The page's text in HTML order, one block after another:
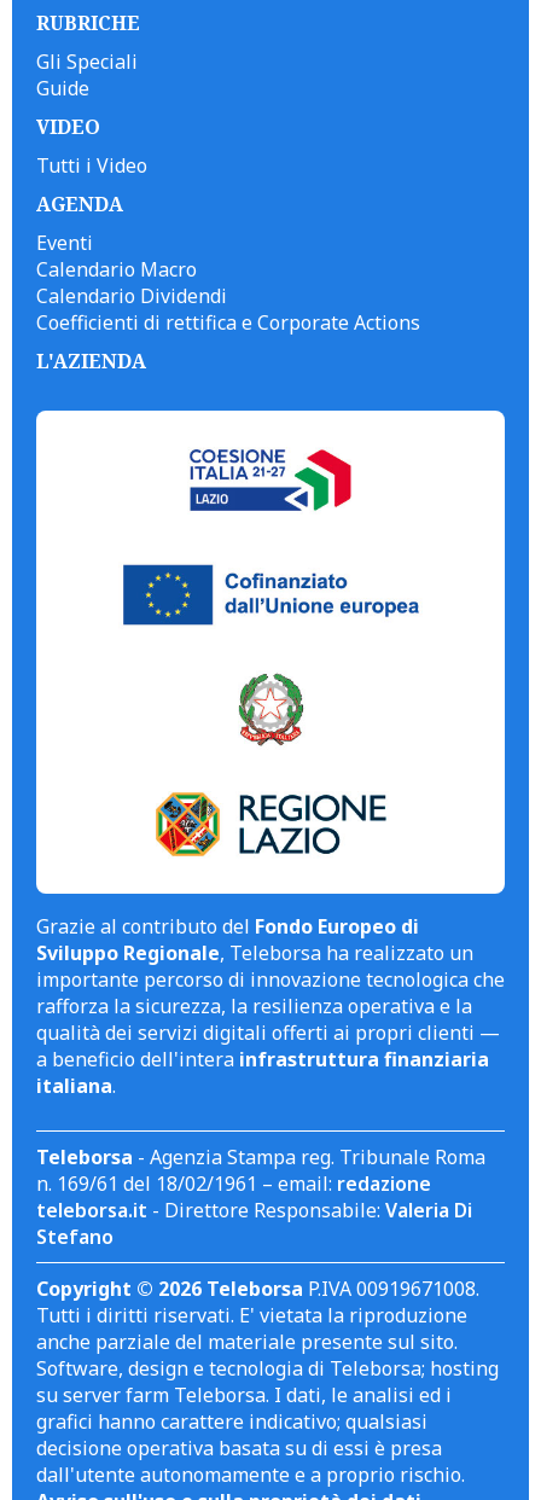
RUBRICHE
Gli Speciali
Guide
VIDEO
Tutti i Video
AGENDA
Eventi
Calendario Macro
Calendario Dividendi
Coefficienti di rettifica e Corporate Actions
L'AZIENDA
Grazie al contributo del Fondo Europeo di
Sviluppo Regionale, Teleborsa ha realizzato un
importante percorso di innovazione tecnologica che
rafforza la sicurezza, la resilienza operativa e la
qualità dei servizi digitali offerti ai propri clienti —
a beneficio dell'intera infrastruttura finanziaria
italiana.
Teleborsa - Agenzia Stampa reg. Tribunale Roma
n. 169/61 del 18/02/1961 – email: redazione
teleborsa.it - Direttore Responsabile: Valeria Di
Stefano
Copyright © 2026 Teleborsa P.IVA 00919671008.
Tutti i diritti riservati. E' vietata la riproduzione
anche parziale del materiale presente sul sito.
Software, design e tecnologia di Teleborsa; hosting
su server farm Teleborsa. I dati, le analisi ed i
grafici hanno carattere indicativo; qualsiasi
decisione operativa basata su di essi è presa
dall'utente autonomamente e a proprio rischio.